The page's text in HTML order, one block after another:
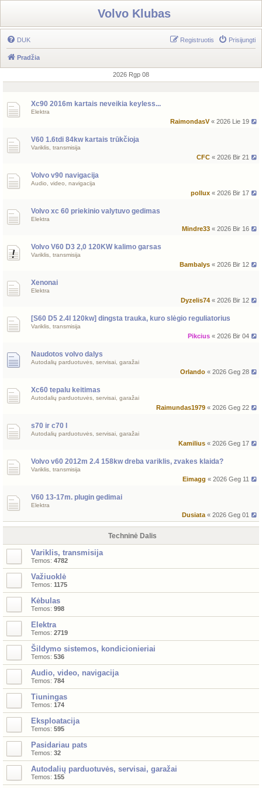
Volvo Klubas
DUK Prisijungti
Registruotis
Pradžia
2026 Rgp 08
Xc90 2016m kartais neveikia keyless...
Elektra
RaimondasV« 2026 Lie 19
V60 1.6tdi 84kw kartais trūkčioja
Variklis, transmisija
CFC « 2026 Bir 21
Volvo v90 navigacija
Audio, video, navigacija
pollux « 2026 Bir 17
Volvo xc 60 priekinio valytuvo gedimas
Elektra
Mindre33 « 2026 Bir 16
Volvo V60 D3 2,0 120KW kalimo garsas
Variklis, transmisija
Bambalys « 2026 Bir 12
Xenonai
Elektra
Dyzelis74 « 2026 Bir 12
[S60 D5 2.4l 120kw] dingsta trauka, kuro slėgio reguliatorius
Variklis, transmisija
Pikcius « 2026 Bir 04
Naudotos volvo dalys
Autodalių parduotuvės, servisai, garažai
Orlando « 2026 Geg 28
Xc60 tepalu keitimas
Autodalių parduotuvės, servisai, garažai
Raimundas1979 « 2026 Geg 22
s70 ir c70 I
Autodalių parduotuvės, servisai, garažai
Kamilius « 2026 Geg 17
Volvo v60 2012m 2.4 158kw dreba variklis, zvakes klaida?
Variklis, transmisija
Eimagg « 2026 Geg 11
V60 13-17m. plugin gedimai
Elektra
Dusiata « 2026 Geg 01
Techninė Dalis
Variklis, transmisija
Temos: 4782
Važiuoklė
Temos: 1175
Kėbulas
Temos: 998
Elektra
Temos: 2719
Šildymo sistemos, kondicionieriai
Temos: 536
Audio, video, navigacija
Temos: 784
Tiuningas
Temos: 174
Eksploatacija
Temos: 595
Pasidariau pats
Temos: 32
Autodalių parduotuvės, servisai, garažai
Temos: 155